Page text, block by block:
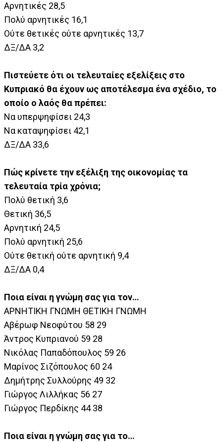
Αρνητικές 28,5
Πολύ αρνητικές 16,1
Ούτε θετικές ούτε αρνητικές 13,7
ΔΞ/ΔΑ 3,2
Πιστεύετε ότι οι τελευταίες εξελίξεις στο
Κυπριακό θα έχουν ως αποτέλεσμα ένα σχέδιο, το
οποίο ο λαός θα πρέπει:
Να υπερψηφίσει 24,3
Να καταψηφίσει 42,1
ΔΞ/ΔΑ 33,6
Πώς κρίνετε την εξέλιξη της οικονομίας τα
τελευταία τρία χρόνια;
Πολύ θετική 3,6
Θετική 36,5
Αρνητική 24,5
Πολύ αρνητική 25,6
Ούτε θετική ούτε αρνητική 9,4
ΔΞ/ΔΑ 0,4
Ποια είναι η γνώμη σας για τον…
ΑΡΝΗΤΙΚΗ ΓΝΩΜΗ ΘΕΤΙΚΗ ΓΝΩΜΗ
Αβέρωφ Νεοφύτου 58 29
Άντρος Κυπριανού 59 28
Νικόλας Παπαδόπουλος 59 26
Μαρίνος Σιζόπουλος 60 24
Δημήτρης Συλλούρης 49 32
Γιώργος Λιλλήκας 56 27
Γιώργος Περδίκης 44 38
Ποια είναι η γνώμη σας για το…